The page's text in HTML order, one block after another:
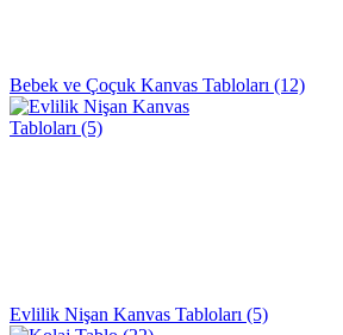
Bebek ve Çoçuk Kanvas Tabloları (12)
Evlilik Nişan Kanvas Tabloları (5)